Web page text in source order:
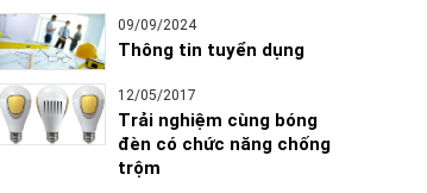
09/09/2024
Thông tin tuyển dụng
12/05/2017
Trải nghiệm cùng bóng
đèn có chức năng chống
trộm